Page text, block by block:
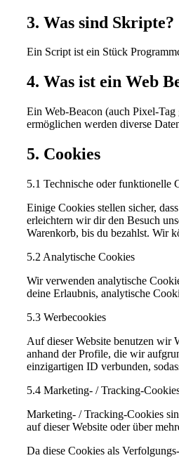
3. Was sind Skripte?
Ein Script ist ein Stück
4. Was ist ein Web
Ein Web-Beacon (auch Pixel-
ermöglichen werden diverse
5. Cookies
5.1 Technische oder funktionelle
Einige Cookies stellen sicher,
erleichtern wir dir den Besuch
Warenkorb, bis du bezahlst. Wir
5.2 Analytische Cookies
Wir verwenden analytische
deine Erlaubnis, analytische
5.3 Werbecookies
Auf dieser Website benutzen wir
anhand der Profile, die wir
einzigartigen ID verbunden,
5.4 Marketing- / Tracking-
Marketing- / Tracking-Cookies
auf dieser Website oder über
Da diese Cookies als